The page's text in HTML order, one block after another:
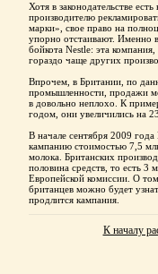
Хотя в законодательстве
производителю
марки», свое право на
упорно отстаивают. Именно
бойкота Nestle: эта
гораздо чаще других
Впрочем, в Британии, по
промышленности, продажи
в довольно неплохо. К
годом, они увеличились на
В начале сентября 2009
кампанию стоимостью 7,5
молока. Британских
половина средств, то есть 3
Европейской комиссии. О
британцев можно будет
продлится кампания.
К началу